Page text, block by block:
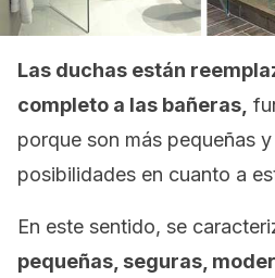
Las duchas están
completo a las bañeras,
porque son más pequeñas
posibilidades en cuanto a
En este sentido, se
pequeñas, seguras,